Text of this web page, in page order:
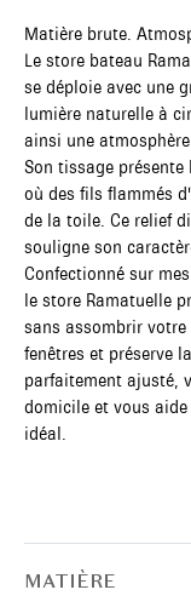
Matière brute.
Le store bateau
se déploie avec une
lumière naturelle à
ainsi une
Son tissage
où des fils flammés
de la toile. Ce relief
souligne son
Confectionné sur
le store Ramatuelle
sans assombrir
fenêtres et préserve
parfaitement ajusté,
domicile et vous
idéal.
MATIÈRE